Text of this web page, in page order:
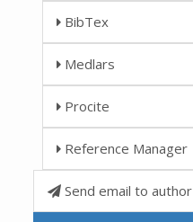
BibTex
Medlars
Procite
Reference Manager
Send email to author